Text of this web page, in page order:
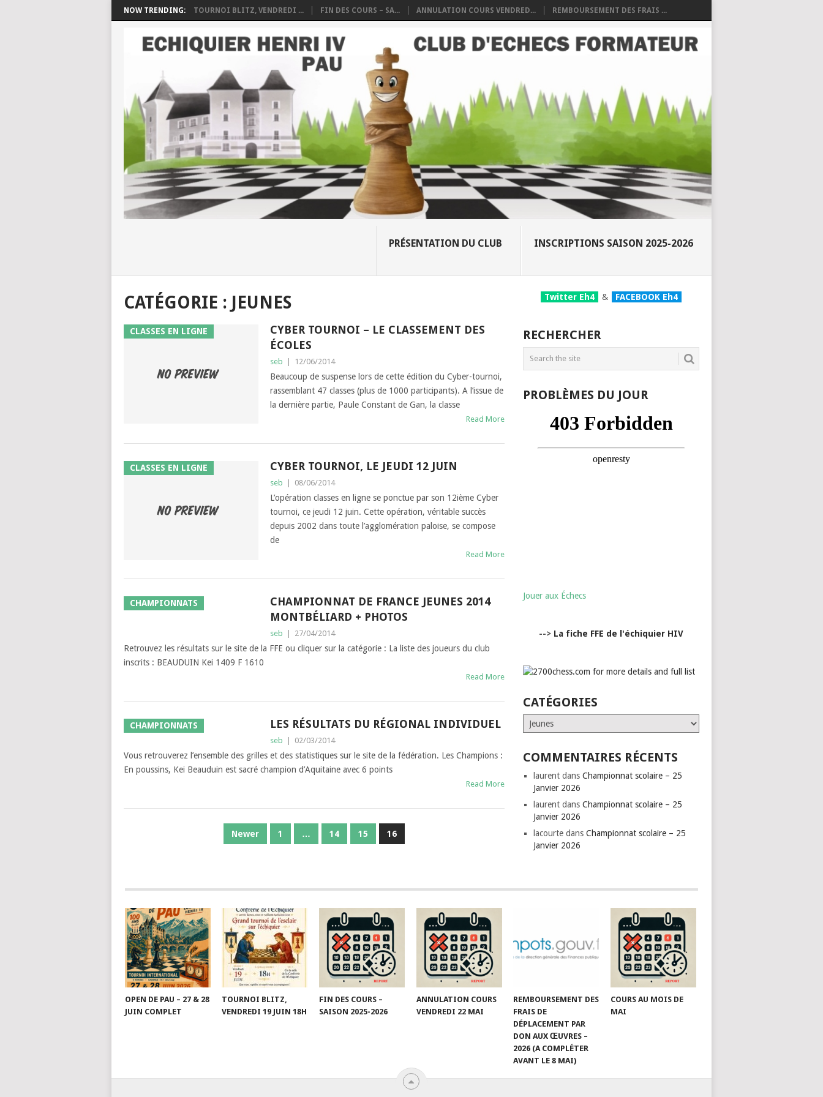
NOW TRENDING: TOURNOI BLITZ, VENDREDI ... FIN DES COURS – SA... ANNULATION COURS VENDRED... REMBOURSEMENT DES FRAIS ...
PRÉSENTATION DU CLUB INSCRIPTIONS SAISON 2025-2026
CATÉGORIE : JEUNES
CLASSES EN LIGNE
CYBER TOURNOI – LE CLASSEMENT DES
ÉCOLES
seb | 12/06/2014
Beaucoup de suspense lors de cette édition du Cyber-tournoi,
rassemblant 47 classes (plus de 1000 participants). A l’issue de
la dernière partie, Paule Constant de Gan, la classe
Read More
CLASSES EN LIGNE CYBER TOURNOI, LE JEUDI 12 JUIN
seb | 08/06/2014
L’opération classes en ligne se ponctue par son 12ième Cyber
tournoi, ce jeudi 12 juin. Cette opération, véritable succès
depuis 2002 dans toute l’agglomération paloise, se compose
de
Read More
CHAMPIONNATS
CHAMPIONNAT DE FRANCE JEUNES 2014
MONTBÉLIARD + PHOTOS
seb | 27/04/2014
Retrouvez les résultats sur le site de la FFE ou cliquer sur la catégorie : La liste des joueurs du club
inscrits : BEAUDUIN Kei 1409 F 1610
Read More
CHAMPIONNATS LES RÉSULTATS DU RÉGIONAL INDIVIDUEL
seb | 02/03/2014
Vous retrouverez l’ensemble des grilles et des statistiques sur le site de la fédération. Les Champions :
En poussins, Kei Beauduin est sacré champion d’Aquitaine avec 6 points
Read More
Newer 1 … 14 15 16
Twitter Eh4 & FACEBOOK Eh4
RECHERCHER
PROBLÈMES DU JOUR
Jouer aux Échecs
--> La fiche FFE de l'échiquier HIV
CATÉGORIES
Catégories
COMMENTAIRES RÉCENTS
laurent dansChampionnat scolaire – 25
Janvier 2026
laurent dansChampionnat scolaire – 25
Janvier 2026
lacourte dansChampionnat scolaire – 25
Janvier 2026
OPEN DE PAU – 27 & 28
JUIN COMPLET
TOURNOI BLITZ,
VENDREDI 19 JUIN 18H
FIN DES COURS –
SAISON 2025-2026
ANNULATION COURS
VENDREDI 22 MAI
REMBOURSEMENT DES
FRAIS DE
DÉPLACEMENT PAR
DON AUX ŒUVRES –
2026 (A COMPLÉTER
AVANT LE 8 MAI)
COURS AU MOIS DE
MAI